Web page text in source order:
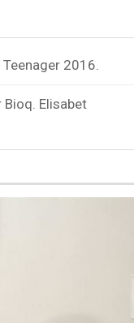
2016.
Bioq. Elisabet